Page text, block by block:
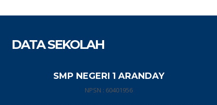
DATA SEKOLAH
SMP NEGERI 1 ARANDAY
NPSN : 60401956